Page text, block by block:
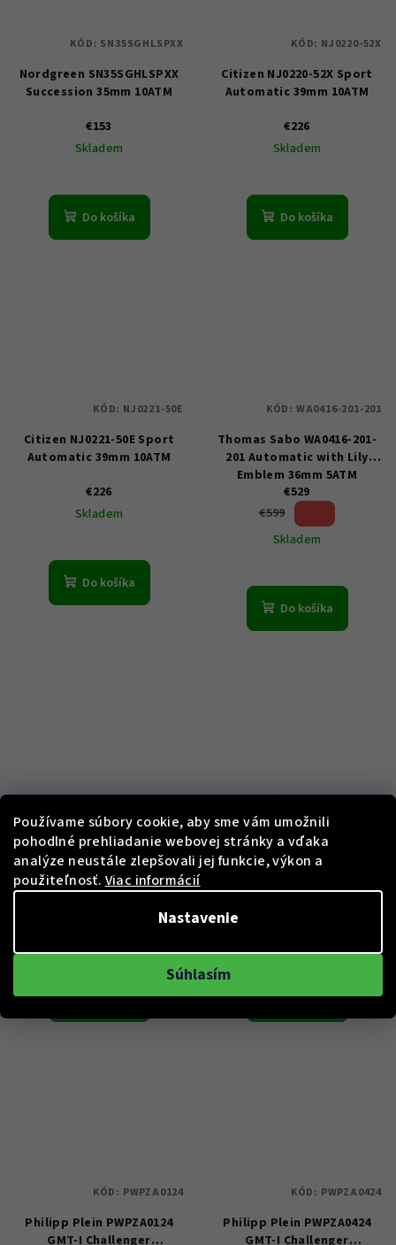
Používame súbory cookie, aby sme vám umožnili
pohodlné prehliadanie webovej stránky a vďaka
analýze neustále zlepšovali jej funkcie, výkon a
použiteľnosť. Viac informácií
Nastavenie
Súhlasím
Nordgreen SN35SGHLSPXX
Succession 35mm 10ATM
€153
Skladem
Do košíka
KÓD: SN35SGHLSPXX
Citizen NJ0220-52X Sport
Automatic 39mm 10ATM
€226
Skladem
Do košíka
KÓD: NJ0220-52X
Citizen NJ0221-50E Sport
Automatic 39mm 10ATM
€226
Skladem
Do košíka
KÓD: NJ0221-50E
Thomas Sabo WA0416-201-
201 Automatic with Lily
Emblem 36mm 5ATM
€529
€599
Skladem
Do košíka
KÓD: WA0416-201-201
Thomas Sabo WA0415-291-
203 Automatic with Lily
Emblem 36mm 5ATM
€559
Do košíka
Thomas Sabo WA0414-201-
203 Automatic with Lily
Emblem 36mm 5ATM
Do košíka
Philipp Plein PWPZA0124
GMT-I Challenger
KÓD: PWPZA0124
Philipp Plein PWPZA0424
GMT-I Challenger
KÓD: PWPZA0424